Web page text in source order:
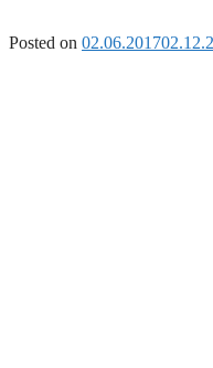
Posted on 02.06.2017